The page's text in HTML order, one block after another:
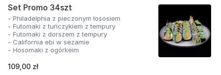
Set Promo 34szt
- Philadelphia z pieczonym łososiem
- Futomaki z tuńczykiem z tempury
- Futomaki z dorszem z tempury
- California ebi w sezamie
- Hosomaki z ogórkeim
109,00 zł